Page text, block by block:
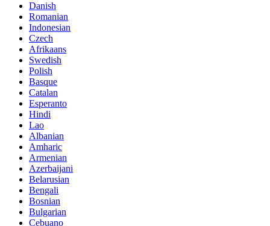
Danish
Romanian
Indonesian
Czech
Afrikaans
Swedish
Polish
Basque
Catalan
Esperanto
Hindi
Lao
Albanian
Amharic
Armenian
Azerbaijani
Belarusian
Bengali
Bosnian
Bulgarian
Cebuano